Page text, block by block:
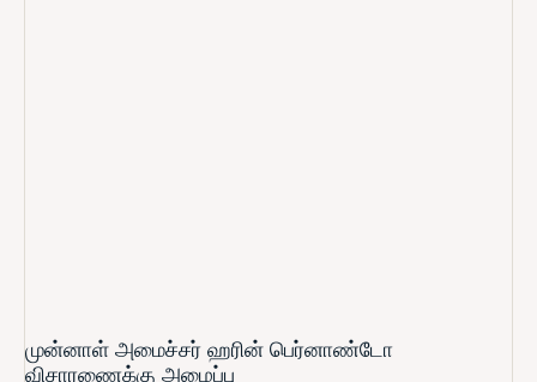
முன்னாள் அமைச்சர் ஹரின் பெர்னாண்டோ​
விசாரணைக்கு அழைப்பு